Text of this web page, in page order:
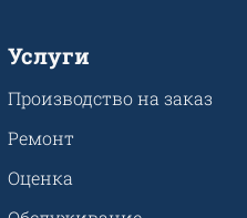
Услуги
Производство на заказ
Ремонт
Оценка